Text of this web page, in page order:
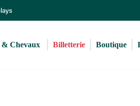
au
principal
& Chevaux Billetterie Boutique